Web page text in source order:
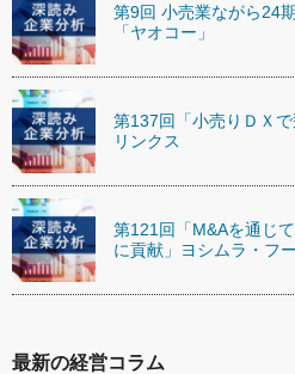
第9回 小売業ながら24
「ヤオコー」
第137回「小売りＤＸ
リンクス
第121回「M&Aを通じ
に貢献」ヨシムラ・フ
最新の経営コラム